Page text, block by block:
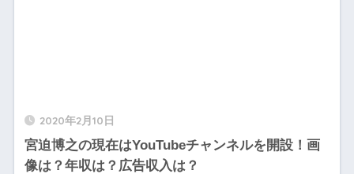
2020年2月10日
宮迫博之の現在はYouTubeチャンネルを開設！画
像は？年収は？広告収入は？